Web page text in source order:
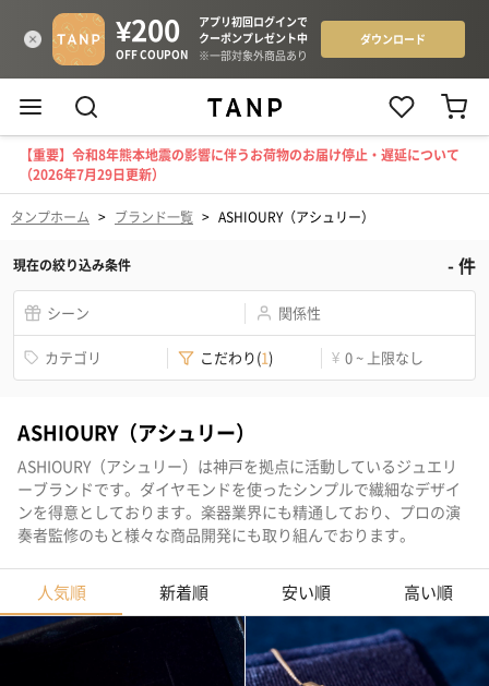
【重要】令和8年熊本地震の影響に伴うお荷物のお届け停止・遅延について
（2026年7月29日更新）
タンプホーム > ブランド一覧 > ASHIOURY（アシュリー）
現在の絞り込み条件 -件
シーン 関係性
カテゴリ こだわり(1) ¥ 0 ~ 上限なし
ASHIOURY（アシュリー）
ASHIOURY（アシュリー）は神戸を拠点に活動しているジュエリ
ーブランドです。ダイヤモンドを使ったシンプルで繊細なデザイ
ンを得意としております。楽器業界にも精通しており、プロの演
奏者監修のもと様々な商品開発にも取り組んでおります。
人気順 新着順 安い順 高い順